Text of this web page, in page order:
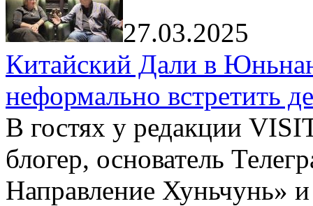
27.03.2025
Китайский Дали в
неформально встретить
В гостях у редакции
блогер, основатель
Направление Хуньчунь»